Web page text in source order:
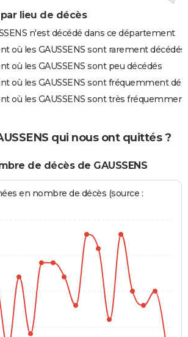
par lieu de décès
n'est décédé dans ce département
où les GAUSSENS sont rarement décédés
où les GAUSSENS sont peu décédés
où les GAUSSENS sont fréquemment
où les GAUSSENS sont très
qui nous ont quittés ?
de décès de GAUSSENS
en nombre de décès (source :